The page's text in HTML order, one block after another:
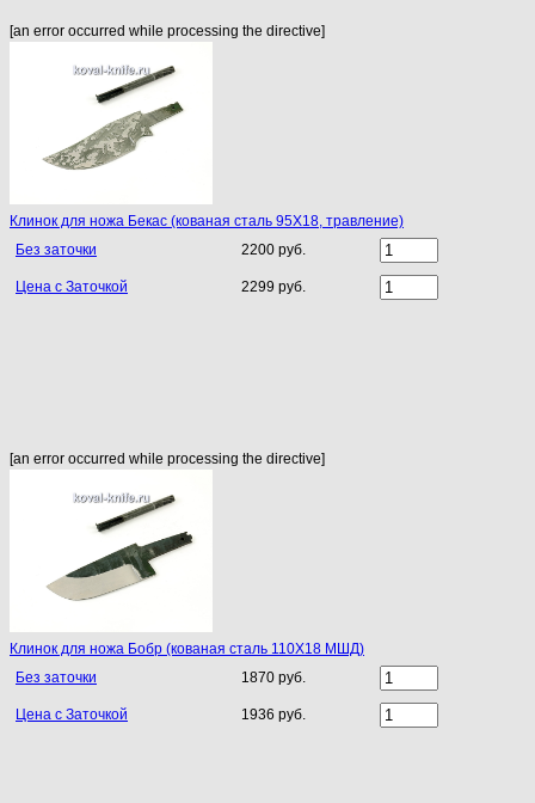
[an error occurred while processing the directive]
Клинок для ножа Бекас (кованая сталь 95Х18, травление)
Без заточки
2200 руб.
Цена с Заточкой 2299 руб.
[an error occurred while processing the directive]
Клинок для ножа Бобр (кованая сталь 110Х18 МШД)
Без заточки
1870 руб.
Цена с Заточкой 1936 руб.